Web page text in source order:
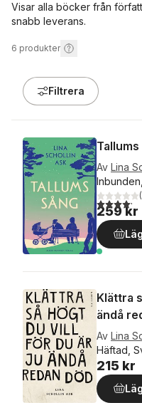
Visar alla böcker från
snabb leverans.
6 produkter
Filtrera
Tallums
Av Lina
4,2utav 5(
259 kr
Klättra
ändå
Av Lina
Häftad,
215 kr